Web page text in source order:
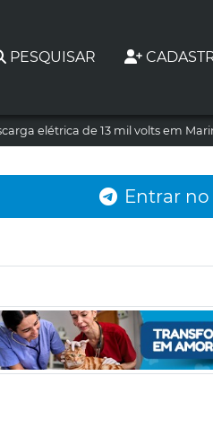
PESQUISAR
elétrica de 13 mil volts em
Entrar